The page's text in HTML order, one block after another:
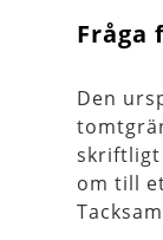
Fråga
Den
skriftligt
om till